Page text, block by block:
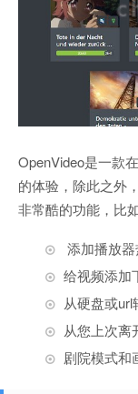
OpenVideo是一款
的体验，除此之外
非常酷的功能，比
添加播放器
给视频添加
从硬盘或
从您上次离
剧院模式和